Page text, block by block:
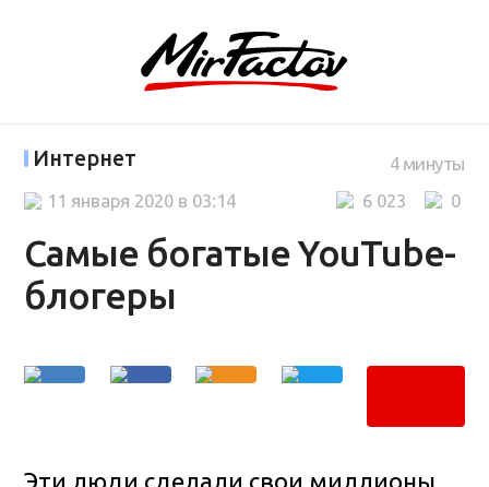
Интернет
Самые богатые YouTube-
блогеры
4 минуты
0
6 023
11 января 2020 в 03:14
Эти люди сделали свои миллионы